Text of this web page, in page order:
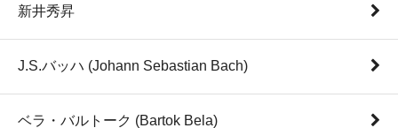
新井秀昇
J.S.バッハ (Johann Sebastian Bach)
ベラ・バルトーク (Bartok Bela)